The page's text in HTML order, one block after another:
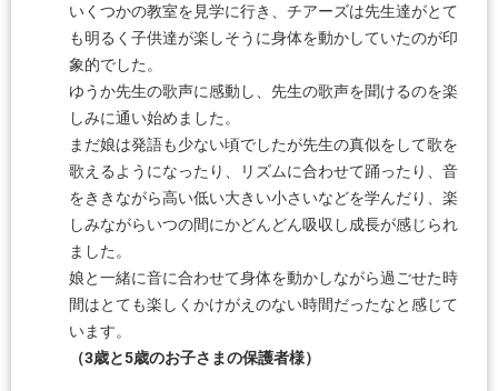
いくつかの教室を見学に行き、チアーズは先生達がとて
も明るく子供達が楽しそうに身体を動かしていたのが印
象的でした。
ゆうか先生の歌声に感動し、先生の歌声を聞けるのを楽
しみに通い始めました。
まだ娘は発語も少ない頃でしたが先生の真似をして歌を
歌えるようになったり、リズムに合わせて踊ったり、音
をききながら高い低い大きい小さいなどを学んだり、楽
しみながらいつの間にかどんどん吸収し成長が感じられ
ました。
娘と一緒に音に合わせて身体を動かしながら過ごせた時
間はとても楽しくかけがえのない時間だったなと感じて
います。
（3歳と5歳のお子さまの保護者様）